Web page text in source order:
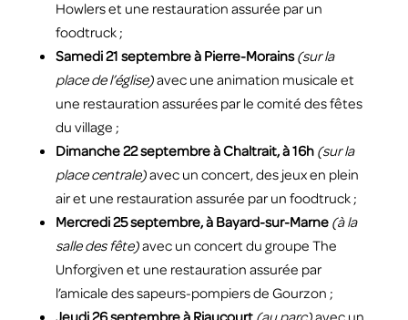
Howlers et une restauration assurée par un
foodtruck ;
Samedi 21 septembre à Pierre-Morains(sur la
place de l’église)avec une animation musicale et
une restauration assurées par le comité des fêtes
du village ;
Dimanche 22 septembre à Chaltrait, à 16h (sur la
place centrale)avec un concert, des jeux en plein
air et une restauration assurée par un foodtruck ;
Mercredi 25 septembre, à Bayard-sur-Marne (à la
salle des fête)avec un concert du groupe The
Unforgiven et une restauration assurée par
l’amicale des sapeurs-pompiers de Gourzon ;
Jeudi 26 septembre à Riaucourt (au parc)avec un